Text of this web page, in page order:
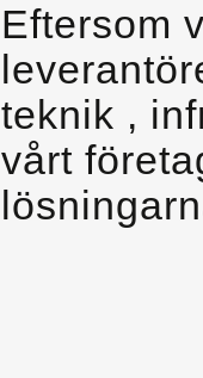
Eftersom
teknik ,
vårt